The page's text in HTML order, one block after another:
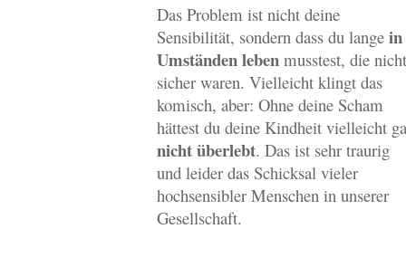
Das Problem ist nicht deine
Sensibilität, sondern dass du lange in
Umständen leben musstest, die nicht
sicher waren. Vielleicht klingt das
komisch, aber: Ohne deine Scham
hättest du deine Kindheit vielleicht
nicht überlebt. Das ist sehr traurig
und leider das Schicksal vieler
hochsensibler Menschen in unserer
Gesellschaft.